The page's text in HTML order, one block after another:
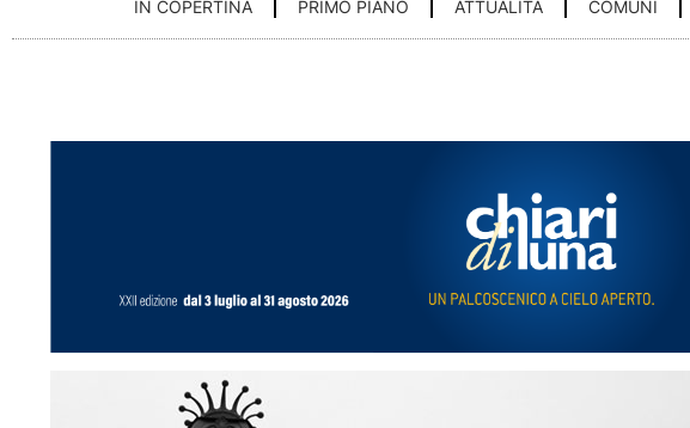
IN COPERTINA PRIMO PIANO ATTUALITÀ COMUNI